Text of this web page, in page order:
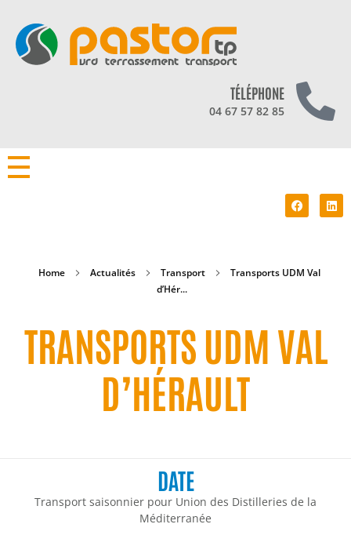
TÉLÉPHONE
04 67 57 82 85
Home Actualités Transport
Transports UDM Val
d’Hér...
TRANSPORTS UDM VAL
D’HÉRAULT
DATE
Transport saisonnier pour Union des Distilleries de la
Méditerranée